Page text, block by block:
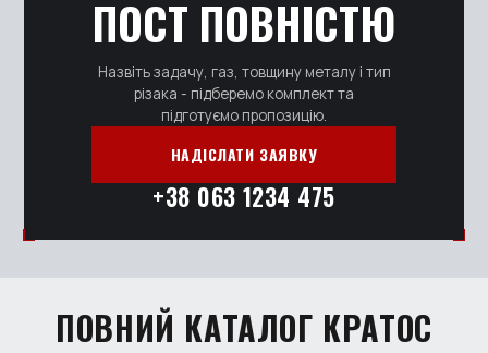
ПОСТ ПОВНІСТЮ
Назвіть задачу, газ, товщину металу і тип
різака - підберемо комплект та
підготуємо пропозицію.
НАДІСЛАТИ ЗАЯВКУ
+38 063 1234 475
ПОВНИЙ КАТАЛОГ КРАТОС